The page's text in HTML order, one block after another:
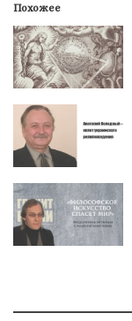
Похожее